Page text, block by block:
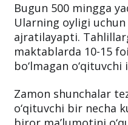
Bugun 500 mingga
Ularning oyligi uchun
ajratilayapti.
maktablarda 10-15
bo‘lmagan
Zamon shunchalar
o‘qituvchi bir necha